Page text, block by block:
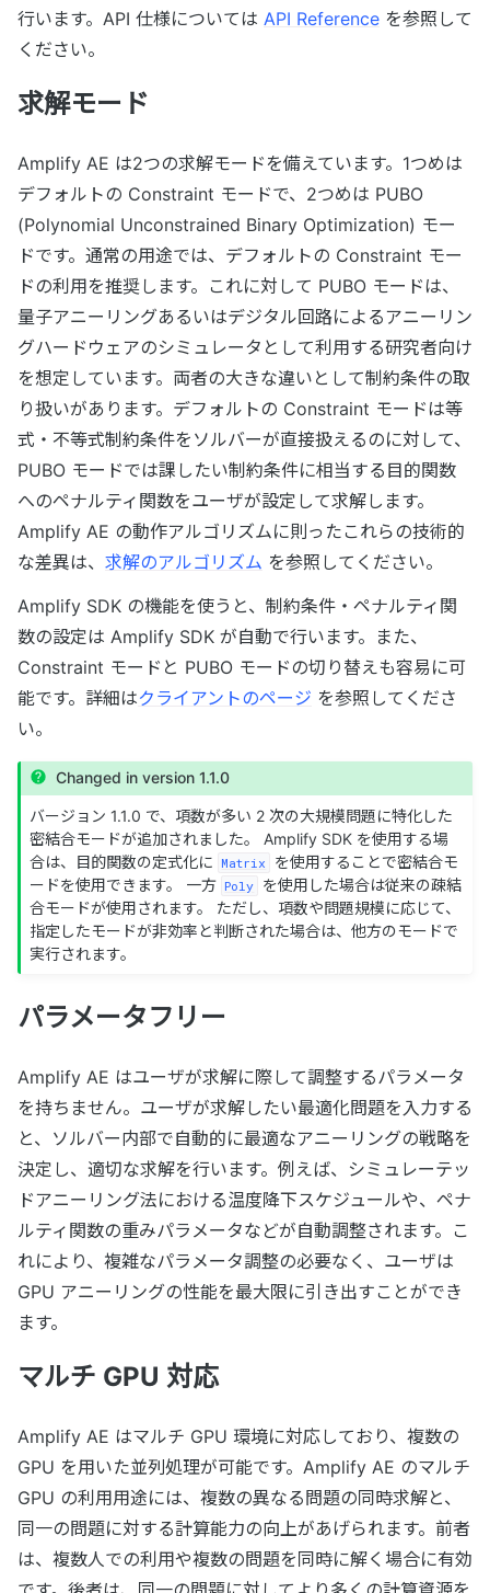
行います。API 仕様については API Reference を参照して
ください。
求解モード
Amplify AE は2つの求解モードを備えています。1つめは
デフォルトの Constraint モードで、2つめは PUBO
(Polynomial Unconstrained Binary Optimization) モー
ドです。通常の用途では、デフォルトの Constraint モー
ドの利用を推奨します。これに対して PUBO モードは、
量子アニーリングあるいはデジタル回路によるアニーリン
グハードウェアのシミュレータとして利用する研究者向け
を想定しています。両者の大きな違いとして制約条件の取
り扱いがあります。デフォルトの Constraint モードは等
式・不等式制約条件をソルバーが直接扱えるのに対して、
PUBO モードでは課したい制約条件に相当する目的関数
へのペナルティ関数をユーザが設定して求解します。
Amplify AE の動作アルゴリズムに則ったこれらの技術的
な差異は、 求解のアルゴリズム を参照してください。
Amplify SDK の機能を使うと、制約条件・ペナルティ関
数の設定は Amplify SDK が自動で行います。また、
Constraint モードと PUBO モードの切り替えも容易に可
能です。詳細はクライアントのページ を参照してくださ
い。
Changed in version 1.1.0
バージョン 1.1.0 で、項数が多い 2 次の大規模問題に特化した
密結合モードが追加されました。 Amplify SDK を使用する場
合は、目的関数の定式化に Matrix
を使用することで密結合モ
ードを使用できます。 一方 Poly を使用した場合は従来の疎結
合モードが使用されます。 ただし、項数や問題規模に応じて、
指定したモードが非効率と判断された場合は、他方のモードで
実行されます。
パラメータフリー
Amplify AE はユーザが求解に際して調整するパラメータ
を持ちません。ユーザが求解したい最適化問題を入力する
と、ソルバー内部で自動的に最適なアニーリングの戦略を
決定し、適切な求解を行います。例えば、シミュレーテッ
ドアニーリング法における温度降下スケジュールや、ペナ
ルティ関数の重みパラメータなどが自動調整されます。こ
れにより、複雑なパラメータ調整の必要なく、ユーザは
GPU アニーリングの性能を最大限に引き出すことができ
ます。
マルチ GPU 対応
Amplify AE はマルチ GPU 環境に対応しており、複数の
GPU を用いた並列処理が可能です。Amplify AE のマルチ
GPU の利用用途には、複数の異なる問題の同時求解と、
同一の問題に対する計算能力の向上があげられます。前者
は、複数人での利用や複数の問題を同時に解く場合に有効